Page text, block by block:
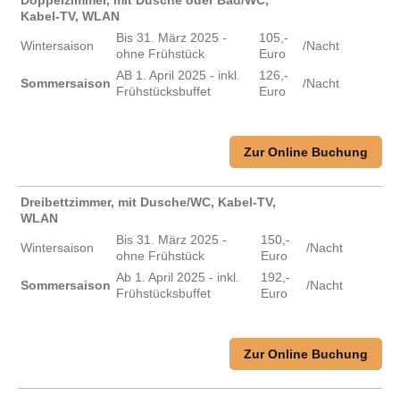
Kabel-TV, WLAN
Wintersaison
Bis 31. März 2025 -
ohne Frühstück
105,-
Euro
/Nacht
Sommersaison
AB 1. April 2025 - inkl.
Frühstücksbuffet
126,-
Euro
/Nacht
Zur Online Buchung
Dreibettzimmer, mit Dusche/WC, Kabel-TV,
WLAN
Wintersaison
Bis 31. März 2025 -
ohne Frühstück
150,-
Euro
/Nacht
Sommersaison
Ab 1. April 2025 - inkl.
Frühstücksbuffet
192,-
Euro
/Nacht
Zur Online Buchung